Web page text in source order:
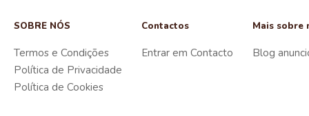
SOBRE NÓS
Termos e Condições
Política de Privacidade
Política de Cookies
Contactos
Entrar em Contacto
Mais sobre
Blog